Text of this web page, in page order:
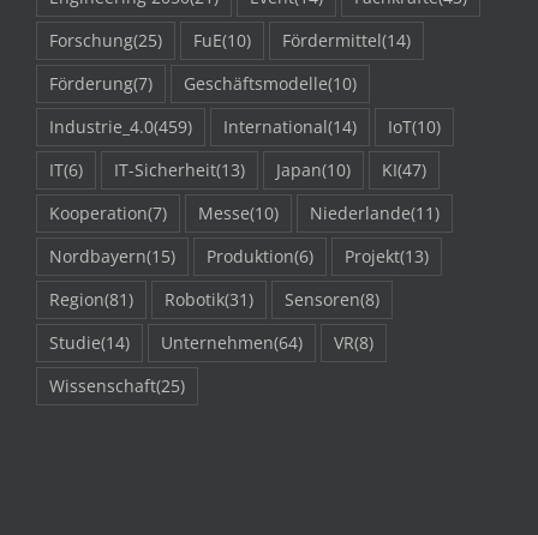
Forschung(25) FuE(10) Fördermittel(14)
Förderung(7) Geschäftsmodelle(10)
Industrie_4.0(459) International(14) IoT(10)
IT(6) IT-Sicherheit(13) Japan(10) KI(47)
Kooperation(7) Messe(10) Niederlande(11)
Nordbayern(15) Produktion(6) Projekt(13)
Region(81) Robotik(31) Sensoren(8)
Studie(14) Unternehmen(64) VR(8)
Wissenschaft(25)